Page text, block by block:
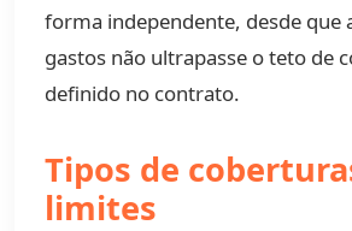
forma independente, desde que
gastos não ultrapasse o teto de
definido no contrato.
Tipos de
limites